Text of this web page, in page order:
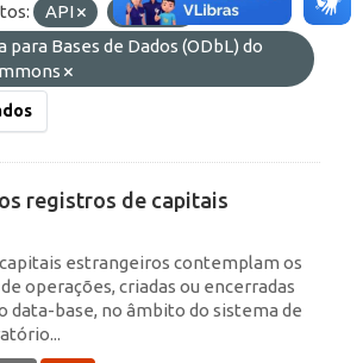
API OData
Licenças:
para Bases de Dados (ODbL) do
registros de capitais
estrangeiros contemplam os
operações, criadas ou encerradas
data-base, no âmbito do sistema de